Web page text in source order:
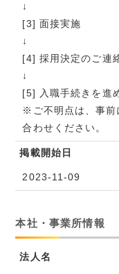
↓
[3] 面接実施
↓
[4] 採用決定のご連
↓
[5] 入職手続きを進
※ご不明点は、事前
合わせください。
掲載開始日
2023-11-09
本社・事業所情報
法人名